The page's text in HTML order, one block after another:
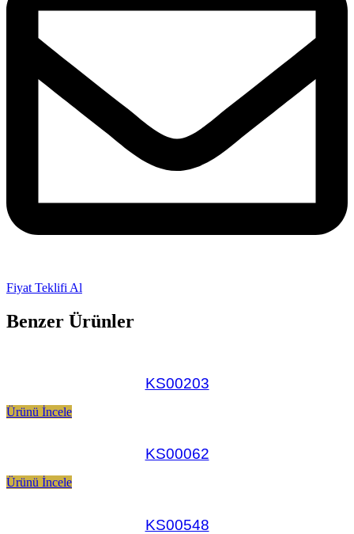
Fiyat Teklifi Al
Benzer Ürünler
KS00203
Ürünü İncele
KS00062
Ürünü İncele
KS00548